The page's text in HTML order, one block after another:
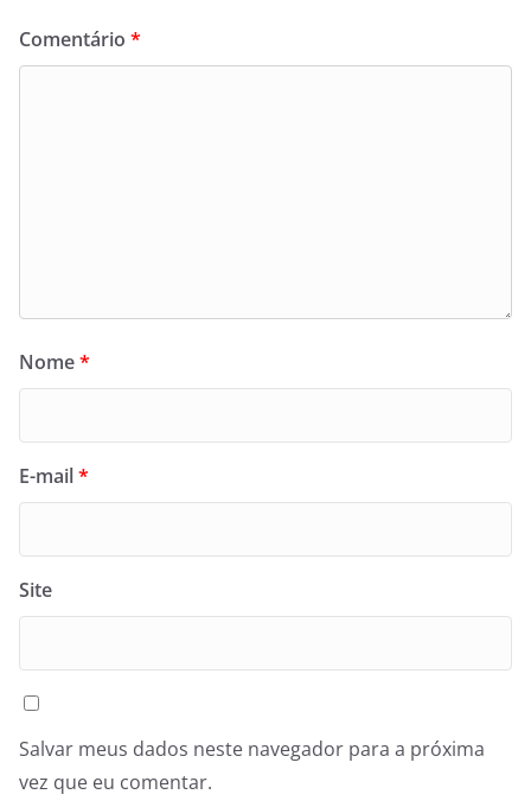
Comentário *
Nome*
E-mail*
Site
Salvar meus dados neste navegador para a próxima
vez que eu comentar.